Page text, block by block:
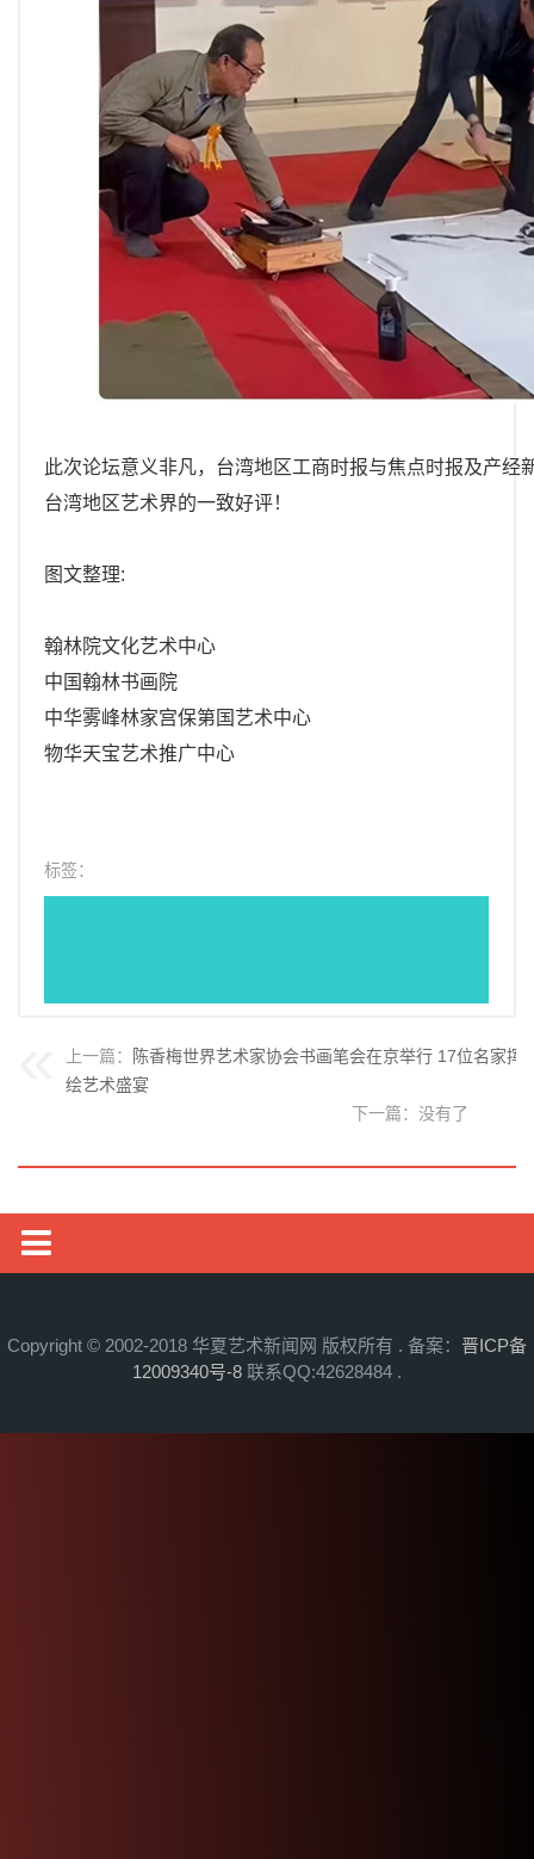
此次论坛意义非凡，台湾地区工商时报与焦点时报及产经
台湾地区艺术界的一致好评！
图文整理:
翰林院文化艺术中心
中国翰林书画院
中华雾峰林家宫保第国艺术中心
物华天宝艺术推广中心
标签：
上一篇： 陈香梅世界艺术家协会书画笔会在京举行 17位名家挥
绘艺术盛宴
下一篇：没有了
艺展资讯
名家访谈
Copyright © 2002-2018 华夏艺术新闻网 版权所有 . 备案： 晋ICP备
12009340号-8 联系QQ:42628484 .